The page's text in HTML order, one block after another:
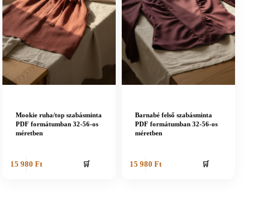
Mookie ruha/top szabásminta
PDF formátumban 32-56-os
méretben
15 980 Ft 🛒
Barnabé felső szabásminta
PDF formátumban 32-56-os
méretben
15 980 Ft 🛒